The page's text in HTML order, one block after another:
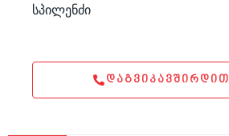
სპილენძი
ᲓᲐᲒᲕᲘᲙᲐᲕᲨᲘᲠᲓᲘᲗ